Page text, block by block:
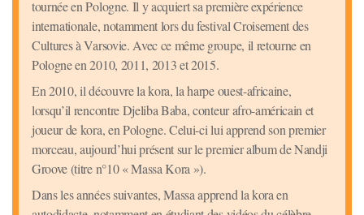
tournée en Pologne. Il y acquiert sa première expérience
internationale, notamment lors du festival Croisement des
Cultures à Varsovie. Avec ce même groupe, il retourne en
Pologne en 2010, 2011, 2013 et 2015.
En 2010, il découvre la kora, la harpe ouest-africaine,
lorsqu’il rencontre Djeliba Baba, conteur afro-américain et
joueur de kora, en Pologne. Celui-ci lui apprend son premier
morceau, aujourd’hui présent sur le premier album de Nandji
Groove (titre n°10 « Massa Kora »).
Dans les années suivantes, Massa apprend la kora en